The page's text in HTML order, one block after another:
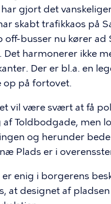
gjort det
skabt trafikkaos på
busser nu kører ad
harmonerer ikke
Der er bl.a. en
op på fortovet.
vil være svært at få
Toldbodgade, men
og herunder
Plads er i
enig i borgerens
at designet af